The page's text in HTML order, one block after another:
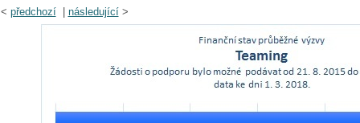
< předchozí| následující>